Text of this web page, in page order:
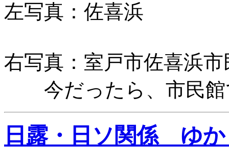
左写真：佐喜浜
右写真：室戸市佐喜浜市
今だったら、市民館
日露・日ソ関係 ゆ